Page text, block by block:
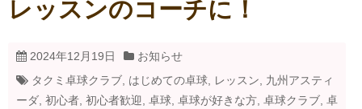
レッスンのコーチに！
2024年12月19日
お知らせ
タクミ卓球クラブ はじめての卓球 レッスン
九州アスティ
ーダ 初心者 初心者歓迎 卓球 卓球が好きな方 卓球クラブ 卓